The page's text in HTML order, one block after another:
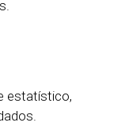
estatístico,